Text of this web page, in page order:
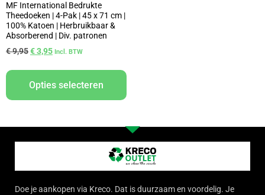
MF International Bedrukte
Theedoeken | 4-Pak | 45 x 71 cm |
100% Katoen | Herbruikbaar &
Absorberend | Div. patronen
€9,95€3,95 Incl. BTW
Opties selecteren
Doe je aankopen via Kreco. Dat is duurzaam en voordelig. Je